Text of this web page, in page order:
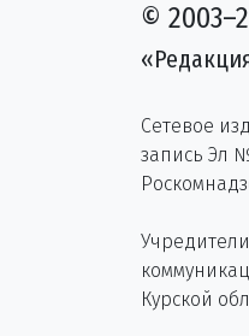
©
Сетевое
запись Эл
Курской